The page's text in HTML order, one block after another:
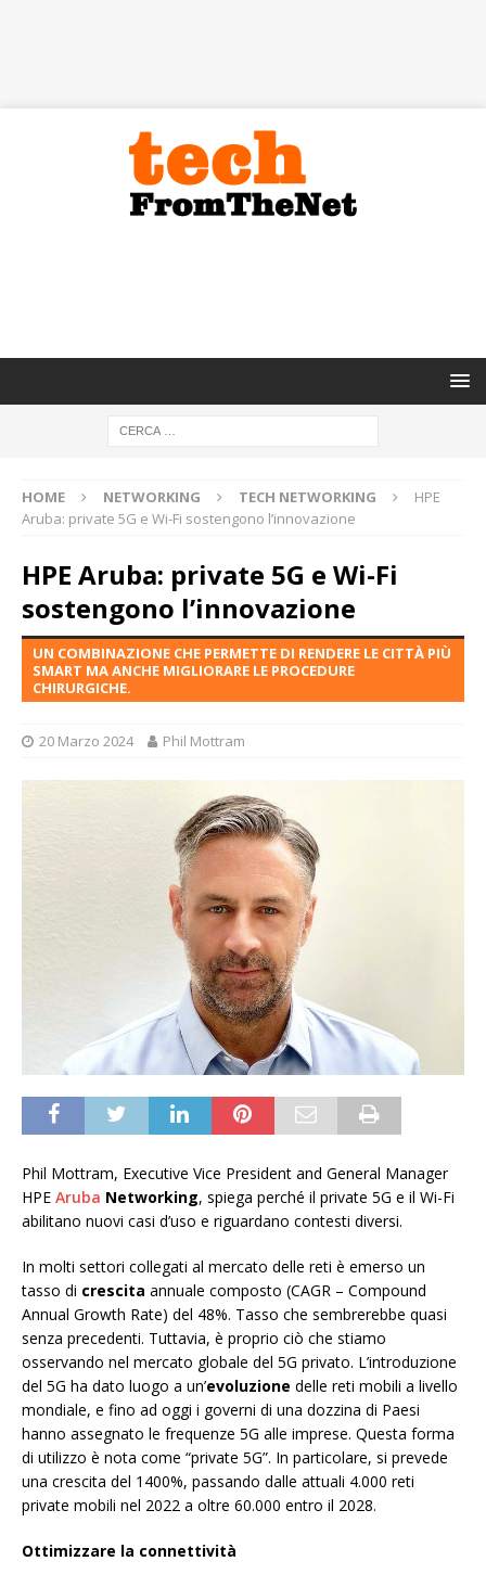
HOME NETWORKING TECH NETWORKING
HPE
Aruba: private 5G e Wi-Fi sostengono l’innovazione
HPE Aruba: private 5G e Wi-Fi
sostengono l’innovazione
UN COMBINAZIONE CHE PERMETTE DI RENDERE LE CITTÀ PIÙ
SMART MA ANCHE MIGLIORARE LE PROCEDURE
CHIRURGICHE.
20 Marzo 2024 Phil Mottram
Phil Mottram, Executive Vice President and General Manager
HPE Aruba Networking, spiega perché il private 5G e il Wi-Fi
abilitano nuovi casi d’uso e riguardano contesti diversi.
In molti settori collegati al mercato delle reti è emerso un
tasso di crescita annuale composto (CAGR – Compound
Annual Growth Rate) del 48%. Tasso che sembrerebbe quasi
senza precedenti. Tuttavia, è proprio ciò che stiamo
osservando nel mercato globale del 5G privato. L’introduzione
del 5G ha dato luogo a un’evoluzione delle reti mobili a livello
mondiale, e fino ad oggi i governi di una dozzina di Paesi
hanno assegnato le frequenze 5G alle imprese. Questa forma
di utilizzo è nota come “private 5G”. In particolare, si prevede
una crescita del 1400%, passando dalle attuali 4.000 reti
private mobili nel 2022 a oltre 60.000 entro il 2028.
Ottimizzare la connettività